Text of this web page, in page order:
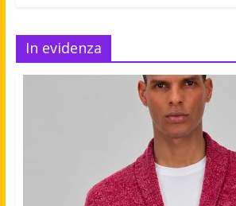
In evidenza